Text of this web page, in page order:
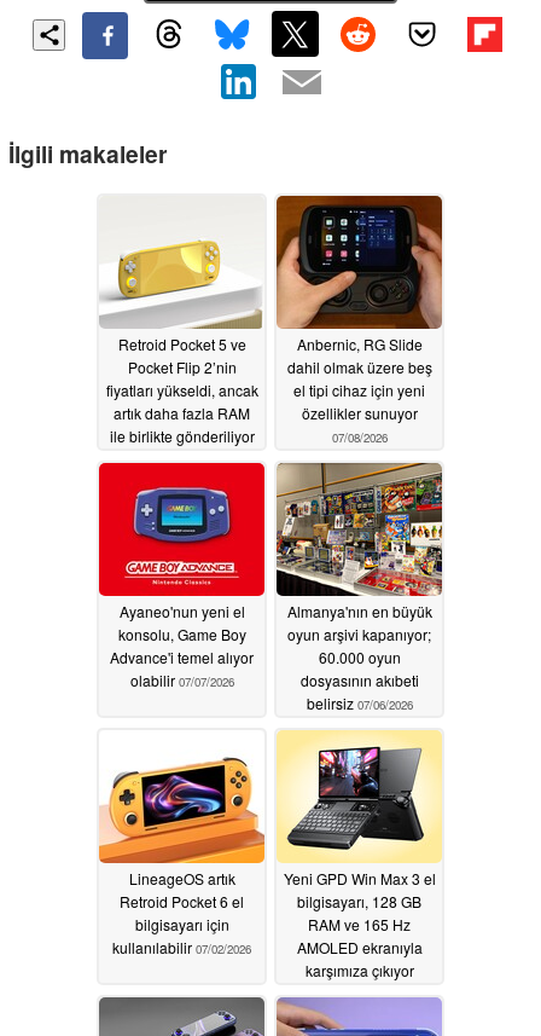
İlgili makaleler
Retroid Pocket 5 ve
Pocket Flip 2’nin
fiyatları yükseldi, ancak
artık daha fazla RAM
ile birlikte gönderiliyor
07/09/2026
Anbernic, RG Slide
dahil olmak üzere beş
el tipi cihaz için yeni
özellikler sunuyor
07/08/2026
Ayaneo'nun yeni el
konsolu, Game Boy
Advance'i temel alıyor
olabilir 07/07/2026
Almanya'nın en büyük
oyun arşivi kapanıyor;
60.000 oyun
dosyasının akıbeti
belirsiz 07/06/2026
LineageOS artık
Retroid Pocket 6 el
bilgisayarı için
kullanılabilir 07/02/2026
Yeni GPD Win Max 3 el
bilgisayarı, 128 GB
RAM ve 165 Hz
AMOLED ekranıyla
karşımıza çıkıyor
07/01/2026